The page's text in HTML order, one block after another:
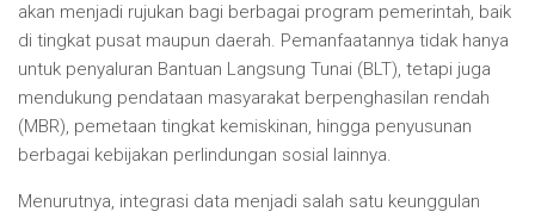
akan menjadi rujukan bagi berbagai program pemerintah, baik
di tingkat pusat maupun daerah. Pemanfaatannya tidak hanya
untuk penyaluran Bantuan Langsung Tunai (BLT), tetapi juga
mendukung pendataan masyarakat berpenghasilan rendah
(MBR), pemetaan tingkat kemiskinan, hingga penyusunan
berbagai kebijakan perlindungan sosial lainnya.
Menurutnya, integrasi data menjadi salah satu keunggulan